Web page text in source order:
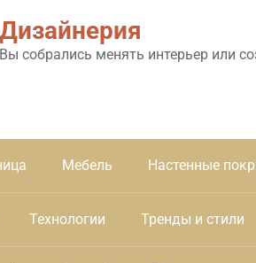
Дизайнерия
Вы собрались менять интерьер или
Мебель Настенные
Технологии Тренды и стили